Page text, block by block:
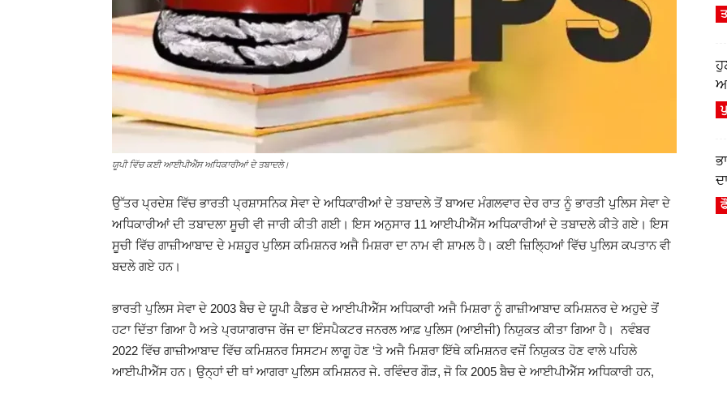
ਯੂਪੀ ਵਿੱਚ ਕਈ ਆਈਪੀਐੱਸ ਅਧਿਕਾਰੀਆਂ ਦੇ ਤਬਾਦਲੇ।
ਉੱਤਰ ਪ੍ਰਦੇਸ਼ ਵਿੱਚ ਭਾਰਤੀ ਪ੍ਰਸ਼ਾਸਨਿਕ ਸੇਵਾ ਦੇ ਅਧਿਕਾਰੀਆਂ ਦੇ ਤਬਾਦਲੇ ਤੋਂ ਬਾਅਦ ਮੰਗਲਵਾਰ ਦੇਰ ਰਾਤ ਨੂੰ ਭਾਰਤੀ ਪੁਲਿਸ ਸੇਵਾ ਦੇ
ਅਧਿਕਾਰੀਆਂ ਦੀ ਤਬਾਦਲਾ ਸੂਚੀ ਵੀ ਜਾਰੀ ਕੀਤੀ ਗਈ। ਇਸ ਅਨੁਸਾਰ 11 ਆਈਪੀਐੱਸ ਅਧਿਕਾਰੀਆਂ ਦੇ ਤਬਾਦਲੇ ਕੀਤੇ ਗਏ। ਇਸ
ਸੂਚੀ ਵਿੱਚ ਗਾਜ਼ੀਆਬਾਦ ਦੇ ਮਸ਼ਹੂਰ ਪੁਲਿਸ ਕਮਿਸ਼ਨਰ ਅਜੈ ਮਿਸ਼ਰਾ ਦਾ ਨਾਮ ਵੀ ਸ਼ਾਮਲ ਹੈ। ਕਈ ਜ਼ਿਲ੍ਹਿਆਂ ਵਿੱਚ ਪੁਲਿਸ ਕਪਤਾਨ ਵੀ
ਬਦਲੇ ਗਏ ਹਨ।
ਭਾਰਤੀ ਪੁਲਿਸ ਸੇਵਾ ਦੇ 2003 ਬੈਚ ਦੇ ਯੂਪੀ ਕੈਡਰ ਦੇ ਆਈਪੀਐੱਸ ਅਧਿਕਾਰੀ ਅਜੈ ਮਿਸ਼ਰਾ ਨੂੰ ਗਾਜ਼ੀਆਬਾਦ ਕਮਿਸ਼ਨਰ ਦੇ ਅਹੁਦੇ ਤੋਂ
ਹਟਾ ਦਿੱਤਾ ਗਿਆ ਹੈ ਅਤੇ ਪ੍ਰਯਾਗਰਾਜ ਰੇਂਜ ਦਾ ਇੰਸਪੈਕਟਰ ਜਨਰਲ ਆਫ਼ ਪੁਲਿਸ (ਆਈਜੀ) ਨਿਯੁਕਤ ਕੀਤਾ ਗਿਆ ਹੈ। ਨਵੰਬਰ
2022 ਵਿੱਚ ਗਾਜ਼ੀਆਬਾਦ ਵਿੱਚ ਕਮਿਸ਼ਨਰ ਸਿਸਟਮ ਲਾਗੂ ਹੋਣ ‘ਤੇ ਅਜੈ ਮਿਸ਼ਰਾ ਇੱਥੇ ਕਮਿਸ਼ਨਰ ਵਜੋਂ ਨਿਯੁਕਤ ਹੋਣ ਵਾਲੇ ਪਹਿਲੇ
ਆਈਪੀਐੱਸ ਹਨ। ਉਨ੍ਹਾਂ ਦੀ ਥਾਂ ਆਗਰਾ ਪੁਲਿਸ ਕਮਿਸ਼ਨਰ ਜੇ. ਰਵਿੰਦਰ ਗੌੜ, ਜੋ ਕਿ 2005 ਬੈਚ ਦੇ ਆਈਪੀਐੱਸ ਅਧਿਕਾਰੀ ਹਨ,